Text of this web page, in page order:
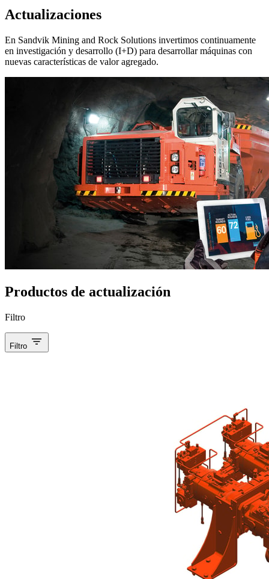
Actualizaciones
En Sandvik Mining and Rock Solutions invertimos continuamente
en investigación y desarrollo (I+D) para desarrollar máquinas con
nuevas características de valor agregado.
Productos de actualización
Filtro
Filtro